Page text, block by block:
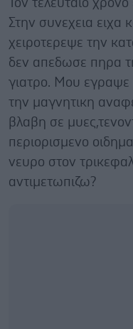
Τον τελευταιο
Στην συνεχεια ειχα
χειροτερεψε την
δεν απεδωσε πηρα
γιατρο. Μου
την μαγνητικη
βλαβη σε
περιορισμενο
νευρο στον
αντιμετωπιζω?